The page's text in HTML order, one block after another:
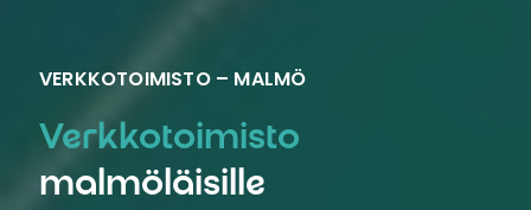
VERKKOTOIMISTO – MALMÖ
Verkkotoimisto
malmöläisille